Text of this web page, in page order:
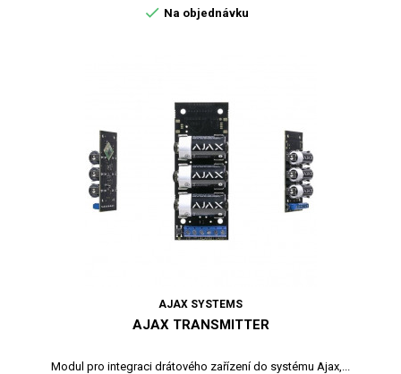
 Na objednávku
AJAX SYSTEMS
AJAX TRANSMITTER
Modul pro integraci drátového zařízení do systému Ajax,...